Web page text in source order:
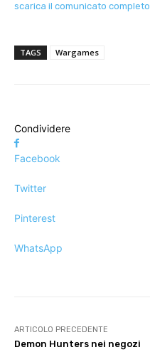
scarica il comunicato completo
TAGS Wargames
Condividere
Facebook
Twitter
Pinterest
WhatsApp
ARTICOLO PRECEDENTE
Demon Hunters nei negozi